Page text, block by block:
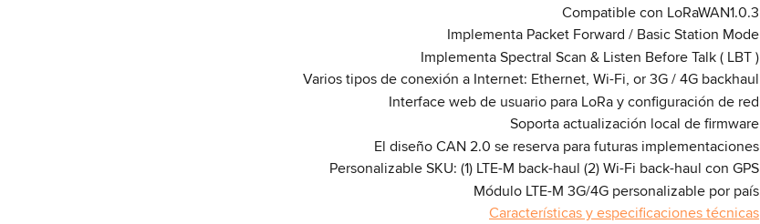
Compatible con LoRaWAN1.0.3
Implementa Packet Forward / Basic Station Mode
Implementa Spectral Scan & Listen Before Talk ( LBT )
Varios tipos de conexión a Internet: Ethernet, Wi-Fi, or 3G / 4G backhaul
Interface web de usuario para LoRa y configuración de red
Soporta actualización local de firmware
El diseño CAN 2.0 se reserva para futuras implementaciones
Personalizable SKU: (1) LTE-M back-haul (2) Wi-Fi back-haul con GPS
Módulo LTE-M 3G/4G personalizable por país
Características y especificaciones técnicas